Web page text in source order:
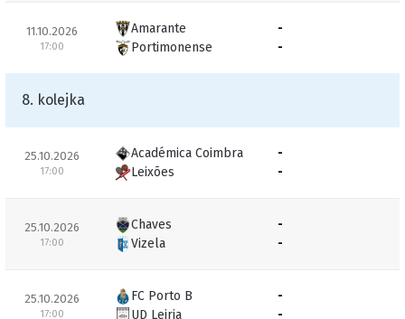
11.10.2026
17:00
Amarante
Portimonense
-
-
8. kolejka
25.10.2026
17:00
Académica Coimbra
Leixões
-
-
25.10.2026
17:00
Chaves
Vizela
-
-
25.10.2026
17:00
FC Porto B
UD Leiria
-
-